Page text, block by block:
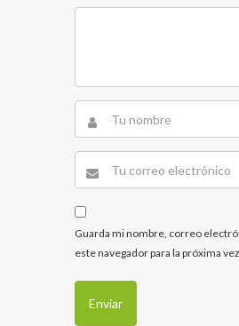
Guarda mi nombre, correo
este navegador para la próxima